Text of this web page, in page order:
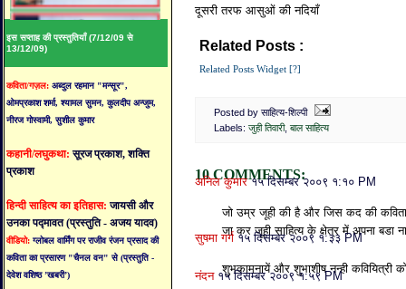
इस सप्ताह की प्रस्तुतियाँ (7/12/09 से
13/12/09)
कविता/गज़ल: अब्दुल रहमान "मन्सूर",
ओमप्रकाश शर्मा, श्यामल सुमन, कुलदीप अन्जुम,
नीरज गोस्वामी, सुशील कुमार
कहानी/लघुकथा:सूरज प्रकाश, शक्ति
प्रकाश
हिन्दी साहित्य का इतिहास:जायसी और
उनका पद्मावत (प्रस्तुति - अजय यादव)
वीडियो: ग्लोबल वार्मिंग पर राजीव रंजन प्रसाद की
कविता का प्रसारण "चैनल वन" से (प्रस्तुति -
देवेश वशिष्ठ ’खबरी’)
दूसरी तरफ आसुओं की नदियाँ
Related Posts :
Related Posts Widget [?]
Posted by साहित्य-शिल्पी
Labels: जुही तिवारी, बाल साहित्य
10 COMMENTS:
अनिल कुमार १५ दिसम्बर २००९ १:१० PM
जो उम्र जूही की है और जिस कद की
जा कर जूही साहित्य के क्षेत्र में अपना बडा
सुषमा गर्ग १५ दिसम्बर २००९ १:३३ PM
शुभकामनायें और शुभाशीष नन्ही कवियित्री
नंदन १५ दिसम्बर २००९ १:५९ PM